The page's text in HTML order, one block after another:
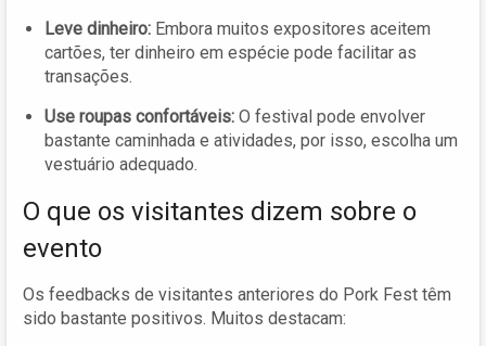
Leve dinheiro: Embora muitos expositores aceitem
cartões, ter dinheiro em espécie pode facilitar as
transações.
Use roupas confortáveis: O festival pode envolver
bastante caminhada e atividades, por isso, escolha um
vestuário adequado.
O que os visitantes dizem sobre o
evento
Os feedbacks de visitantes anteriores do Pork Fest têm
sido bastante positivos. Muitos destacam: